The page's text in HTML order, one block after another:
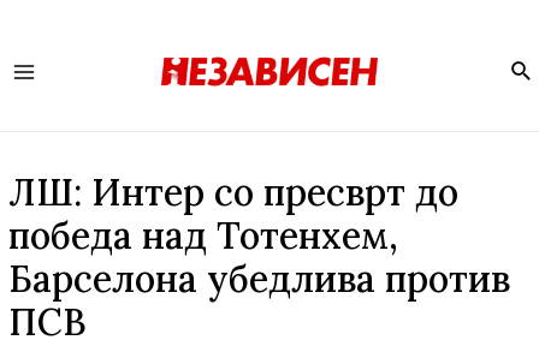
ЛШ: Интер со пресврт до
победа над Тотенхем,
Барселона убедлива против
ПСВ